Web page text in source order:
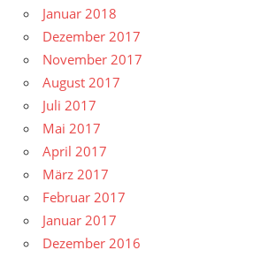
Januar 2018
Dezember 2017
November 2017
August 2017
Juli 2017
Mai 2017
April 2017
März 2017
Februar 2017
Januar 2017
Dezember 2016